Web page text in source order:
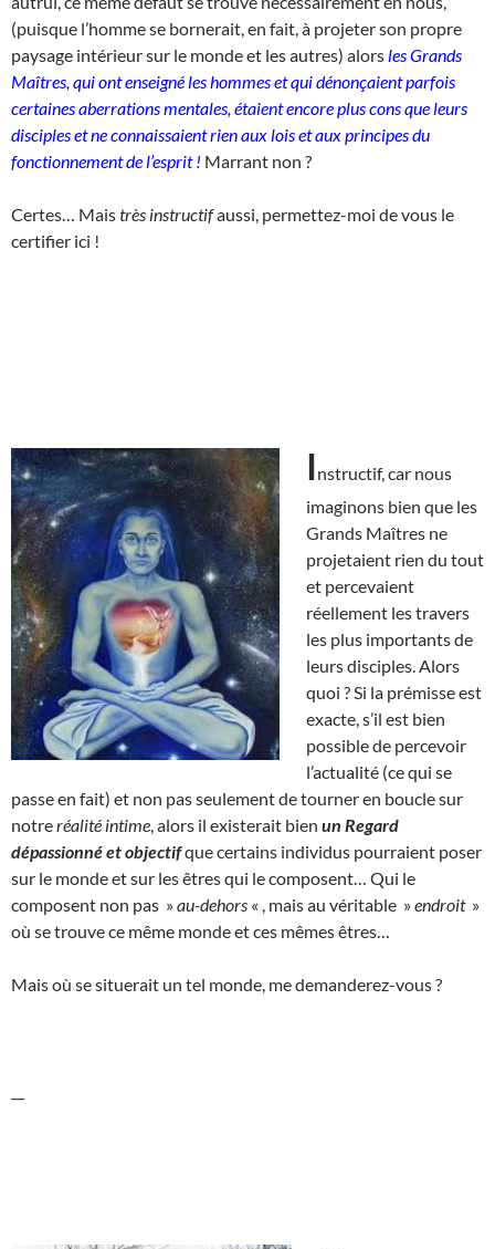
(puisque l’homme se bornerait, en fait, à projeter son propre
paysage intérieur sur le monde et les autres) alors les Grands
Maîtres, qui ont enseigné les hommes et qui dénonçaient parfois
certaines aberrations mentales, étaient encore plus cons que leurs
disciples et ne connaissaient rien aux lois et aux principes du
fonctionnement de l’esprit ! Marrant non ?
Certes… Maistrès instructifaussi, permettez-moi de vous le
certifier ici !
Instructif, car nous
imaginons bien que les
Grands Maîtres ne
projetaient rien du tout
et percevaient
réellement les travers
les plus importants de
leurs disciples. Alors
quoi ? Si la prémisse est
exacte, s’il est bien
possible de percevoir
l’actualité (ce qui se
passe en fait) et non pas seulement de tourner en boucle sur
notreréalité intime , alors il existerait bien un Regard
dépassionné et objectifque certains individus pourraient poser
sur le monde et sur les êtres qui le composent… Qui le
composent non pas »au-dehors « , mais au véritable »endroit »
où se trouve ce même monde et ces mêmes êtres…
Mais où se situerait un tel monde, me demanderez-vous ?